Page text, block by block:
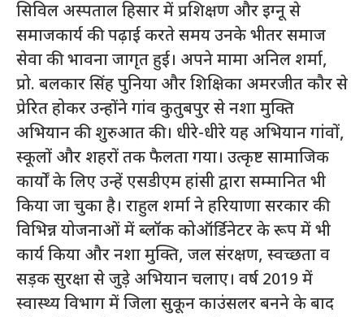
सिविल अस्पताल हिसार में प्रशिक्षण और इग्नू से
समाजकार्य की पढ़ाई करते समय उनके भीतर समाज
सेवा की भावना जागृत हुई। अपने मामा अनिल शर्मा,
प्रो. बलकार सिंह पुनिया और शिक्षिका अमरजीत कौर से
प्रेरित होकर उन्होंने गांव कुतुबपुर से नशा मुक्ति
अभियान की शुरुआत की। धीरे-धीरे यह अभियान गांवों,
स्कूलों और शहरों तक फैलता गया। उत्कृष्ट सामाजिक
कार्यों के लिए उन्हें एसडीएम हांसी द्वारा सम्मानित भी
किया जा चुका है। राहुल शर्मा ने हरियाणा सरकार की
विभिन्न योजनाओं में ब्लॉक कोऑर्डिनेटर के रूप में भी
कार्य किया और नशा मुक्ति, जल संरक्षण, स्वच्छता व
सड़क सुरक्षा से जुड़े अभियान चलाए। वर्ष 2019 में
स्वास्थ्य विभाग में जिला सुकून काउंसलर बनने के बाद